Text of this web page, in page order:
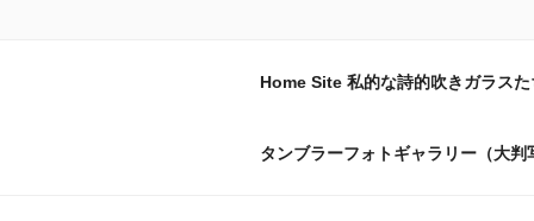
森永豊の硝子
おんぼろ小屋で今日もコップ
Home Site 私的な詩的吹きガラスた
タンブラーフォトギャラリー（大判